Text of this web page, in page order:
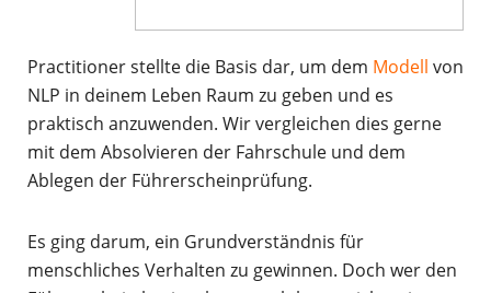
Practitioner stellte die Basis dar, um dem Modell von
NLP in deinem Leben Raum zu geben und es
praktisch anzuwenden. Wir vergleichen dies gerne
mit dem Absolvieren der Fahrschule und dem
Ablegen der Führerscheinprüfung.
Es ging darum, ein Grundverständnis für
menschliches Verhalten zu gewinnen. Doch wer den